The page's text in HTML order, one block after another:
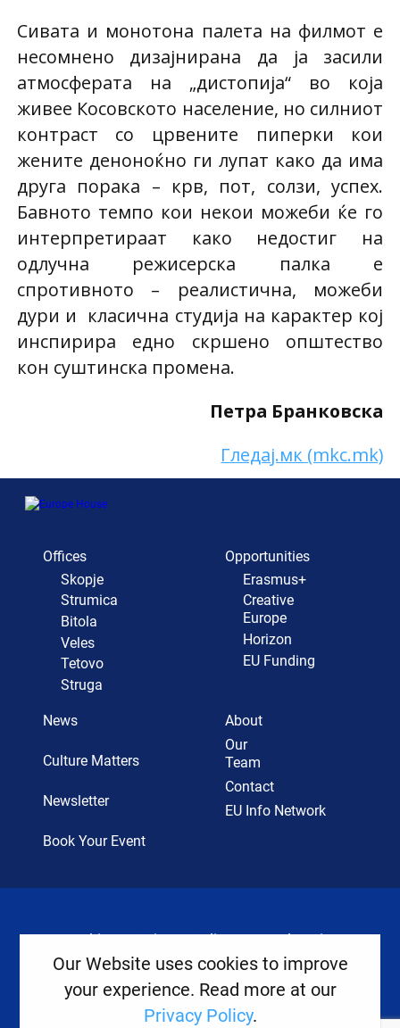
Сивата и монотона палета на филмот е
несомнено дизајнирана да ја засили
атмосферата на „дистопија“ во која
живее Косовското население, но силниот
контраст со црвените пиперки кои
жените деноноќно ги лупат како да има
друга порака – крв, пот, солзи, успех.
Бавното темпо кои некои можеби ќе го
интерпретираат како недостиг на
одлучна режисерска палка е
спротивното – реалистична, можеби
дури и класична студија на карактер кој
инспирира едно скршено општество
кон суштинска промена.
Петра Бранковска
Гледај.мк (mkc.mk)
Offices
Skopje
Strumica
Bitola
Veles
Tetovo
Struga
Opportunities
Erasmus+
Creative
Europe
Horizon
EU Funding
News
Culture Matters
Newsletter
Book Your Event
About
Our
Team
Contact
EU Info Network
Copyright ©2026Europe House
Cookies Privacy Policy Legal Notice
Our Website uses cookies to improve
your experience. Read more at our
Privacy Policy.